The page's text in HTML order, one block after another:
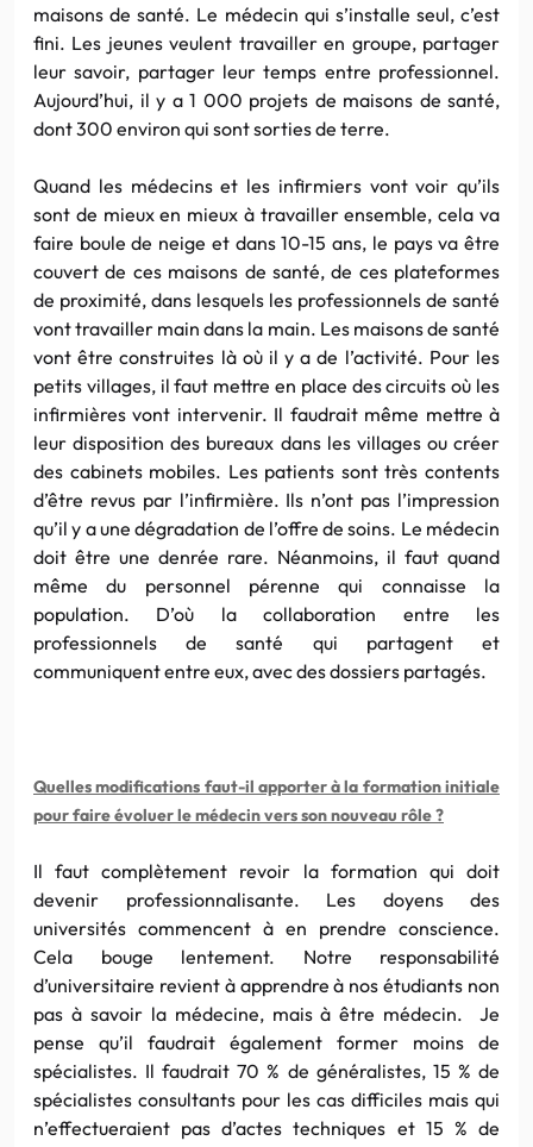
maisons de santé. Le médecin qui s’installe seul, c’est
fini. Les jeunes veulent travailler en groupe, partager
leur savoir, partager leur temps entre professionnel.
Aujourd’hui, il y a 1 000 projets de maisons de santé,
dont 300 environ qui sont sorties de terre.
Quand les médecins et les infirmiers vont voir qu’ils
sont de mieux en mieux à travailler ensemble, cela va
faire boule de neige et dans 10-15 ans, le pays va être
couvert de ces maisons de santé, de ces plateformes
de proximité, dans lesquels les professionnels de santé
vont travailler main dans la main. Les maisons de santé
vont être construites là où il y a de l’activité. Pour les
petits villages, il faut mettre en place des circuits où les
infirmières vont intervenir. Il faudrait même mettre à
leur disposition des bureaux dans les villages ou créer
des cabinets mobiles. Les patients sont très contents
d’être revus par l’infirmière. Ils n’ont pas l’impression
qu’il y a une dégradation de l’offre de soins. Le médecin
doit être une denrée rare. Néanmoins, il faut quand
même du personnel pérenne qui connaisse la
population. D’où la collaboration entre les
professionnels de santé qui partagent et
communiquent entre eux, avec des dossiers partagés.
Quelles modifications faut-il apporter à la formation initiale
pour faire évoluer le médecin vers son nouveau rôle ?
Il faut complètement revoir la formation qui doit
devenir professionnalisante. Les doyens des
universités commencent à en prendre conscience.
Cela bouge lentement. Notre responsabilité
d’universitaire revient à apprendre à nos étudiants non
pas à savoir la médecine, mais à être médecin. Je
pense qu’il faudrait également former moins de
spécialistes. Il faudrait 70 % de généralistes, 15 % de
spécialistes consultants pour les cas difficiles mais qui
n’effectueraient pas d’actes techniques et 15 % de